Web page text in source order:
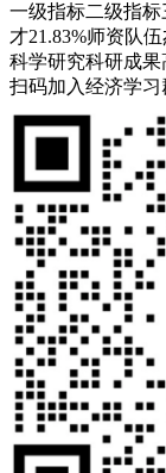
一级指标二级指
才21.83%师资队
科学研究科研成果
扫码加入经济学习